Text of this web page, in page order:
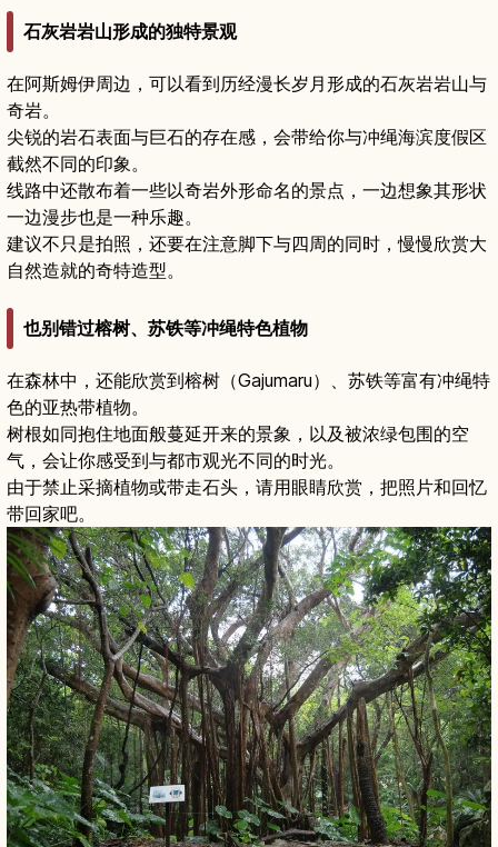
石灰岩岩山形成的独特景观
在阿斯姆伊周边，可以看到历经漫长岁月形成的石灰岩岩山与
奇岩。
尖锐的岩石表面与巨石的存在感，会带给你与冲绳海滨度假区
截然不同的印象。
线路中还散布着一些以奇岩外形命名的景点，一边想象其形状
一边漫步也是一种乐趣。
建议不只是拍照，还要在注意脚下与四周的同时，慢慢欣赏大
自然造就的奇特造型。
也别错过榕树、苏铁等冲绳特色植物
在森林中，还能欣赏到榕树（Gajumaru）、苏铁等富有冲绳特
色的亚热带植物。
树根如同抱住地面般蔓延开来的景象，以及被浓绿包围的空
气，会让你感受到与都市观光不同的时光。
由于禁止采摘植物或带走石头，请用眼睛欣赏，把照片和回忆
带回家吧。